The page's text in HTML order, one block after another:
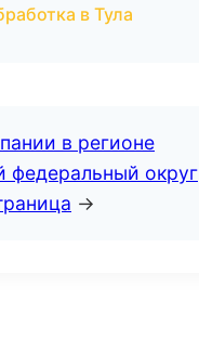
в Тула
в регионе
федеральный округ
→